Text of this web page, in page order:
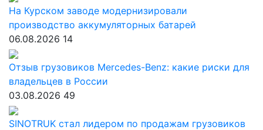
На Курском заводе модернизировали
производство аккумуляторных батарей
06.08.2026 14
Отзыв грузовиков Mercedes-Benz: какие риски для
владельцев в России
03.08.2026 49
SINOTRUK стал лидером по продажам грузовиков